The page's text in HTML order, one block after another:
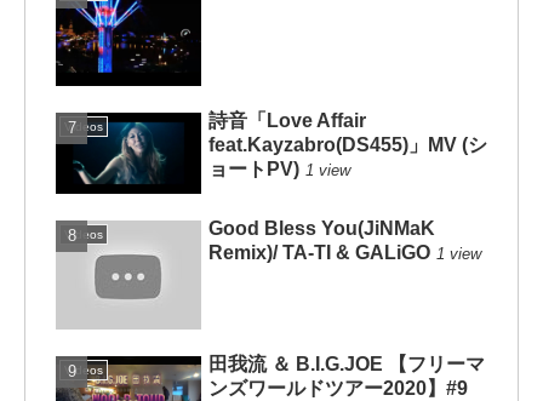
Videos
詩音「Love Affair
feat.Kayzabro(DS455)」MV (シ
ョートPV) 1 view
Videos
Good Bless You(JiNMaK
Remix)/ TA-TI & GALiGO 1 view
Videos
田我流 ＆ B.I.G.JOE 【フリーマ
ンズワールドツアー2020】#9